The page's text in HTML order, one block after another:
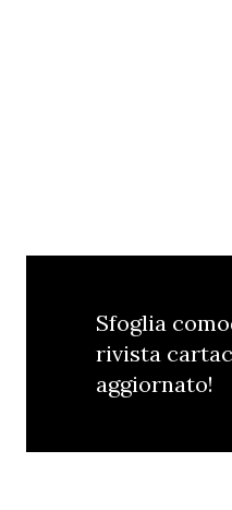
Sfoglia
rivista
aggiornato!